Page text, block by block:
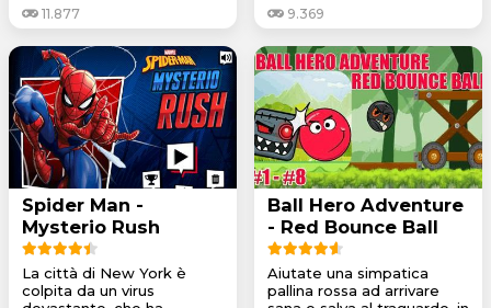
11.877 9.369
Spider Man -
Mysterio Rush
La città di New York è
colpita da un virus
Ball Hero Adventure
- Red Bounce Ball
Aiutate una simpatica
pallina rossa ad arrivare